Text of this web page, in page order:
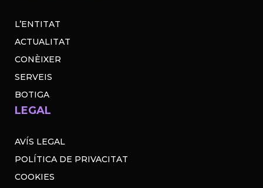
L’ENTITAT
ACTUALITAT
CONÈIXER
SERVEIS
BOTIGA
LEGAL
AVÍS LEGAL
POLÍTICA DE PRIVACITAT
COOKIES